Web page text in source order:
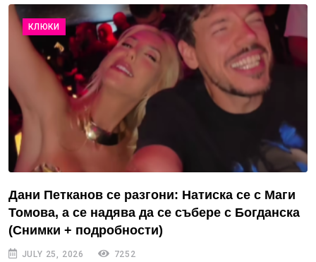
КЛЮКИ
Дани Петканов се разгони: Натиска се с Маги
Томова, а се надява да се събере с Богданска
(Снимки + подробности)
JULY 25, 2026 7252